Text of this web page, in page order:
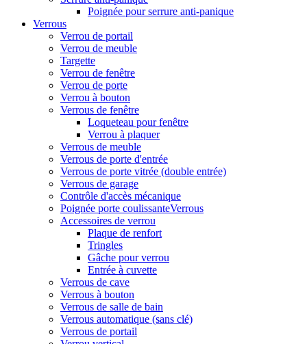
Poignée pour serrure anti-panique
Verrous
Verrou de portail
Verrou de meuble
Targette
Verrou de fenêtre
Verrou de porte
Verrou à bouton
Verrous de fenêtre
Loqueteau pour fenêtre
Verrou à plaquer
Verrous de meuble
Verrous de porte d'entrée
Verrous de porte vitrée (double entrée)
Verrous de garage
Contrôle d'accès mécanique
Poignée porte coulissanteVerrous
Accessoires de verrou
Plaque de renfort
Tringles
Gâche pour verrou
Entrée à cuvette
Verrous de cave
Verrous à bouton
Verrous de salle de bain
Verrous automatique (sans clé)
Verrous de portail